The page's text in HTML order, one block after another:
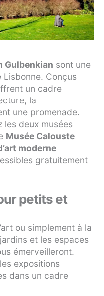
Gulbenkian sont une
Conçus
un cadre
la
une promenade.
les deux musées
Musée Calouste
moderne
gratuitement
petits et
ou simplement à la
et les espaces
émerveilleront.
expositions
dans un cadre